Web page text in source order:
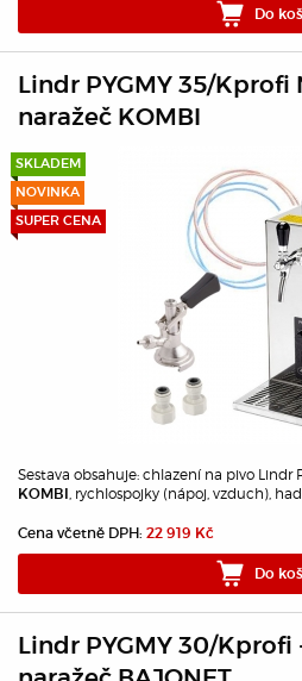
Do
Lindr PYGMY 35/Kprofi
naražeč KOMBI
SKLADEM
NOVINKA
SUPER CENA
Sestava obsahuje: chlazení na pivo Lindr
KOMBI
, rychlospojky (nápoj, vzduch),
Cena včetně DPH: 22 919 Kč
Do
Lindr PYGMY 30/Kprofi